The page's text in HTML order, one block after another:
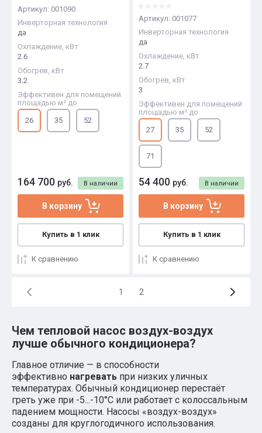
Артикул: 001090
Инверторная технология
да
Охлаждение, кВт
2.6
Обогрев, кВт
3.2
Эффективен для помещений
площадью м² до
26
35 52
В наличии
164 700 руб.
В корзину
Купить в 1 клик
К сравнению
Артикул: 001077
Инверторная технология
да
Охлаждение, кВт
2.7
Обогрев, кВт
3
Эффективен для помещений
площадью м² до
27
35 52
71
В наличии
54 400 руб.
В корзину
Купить в 1 клик
К сравнению
1 2
Чем тепловой насос воздух-воздух
лучше обычного кондиционера?
Главное отличие — в способности
эффективно нагревать при низких уличных
температурах. Обычный кондиционер перестаёт
греть уже при -5...-10°С или работает с колоссальным
падением мощности. Насосы «воздух-воздух»
созданы для круглогодичного использования.